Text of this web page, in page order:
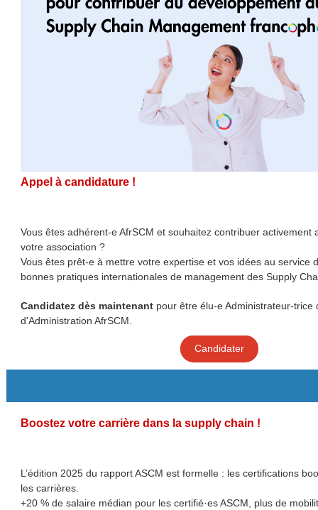
Appel à candidature !
Vous êtes adhérent-e AfrSCM et souhaitez contribuer activement
votre association ?
Vous êtes prêt-e à mettre votre expertise et vos idées au service
bonnes pratiques internationales de management des Supply
Candidatez dès maintenantpour être élu-e Administrateur-trice
d'Administration AfrSCM.
Candidater
Boostez votre carrière dans la supply chain !
L’édition 2025 du rapport ASCM est formelle : les certifications
les carrières.
+20 % de salaire médian pour les certifié·es ASCM, plus de